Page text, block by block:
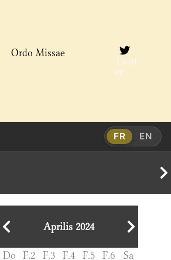
Ordo Missae
Twitt
er
FR EN
Aprilis 2024
Do F.2 F.3 F.4 F.5 F.6 Sa